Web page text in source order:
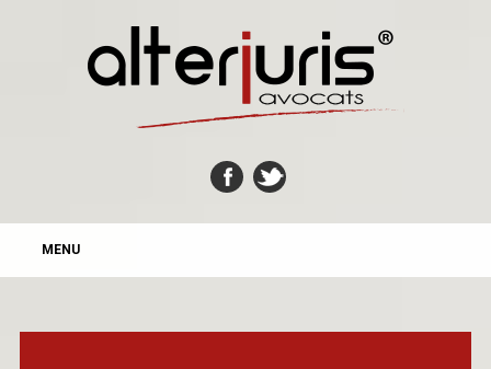
MAIN MENU
MENU